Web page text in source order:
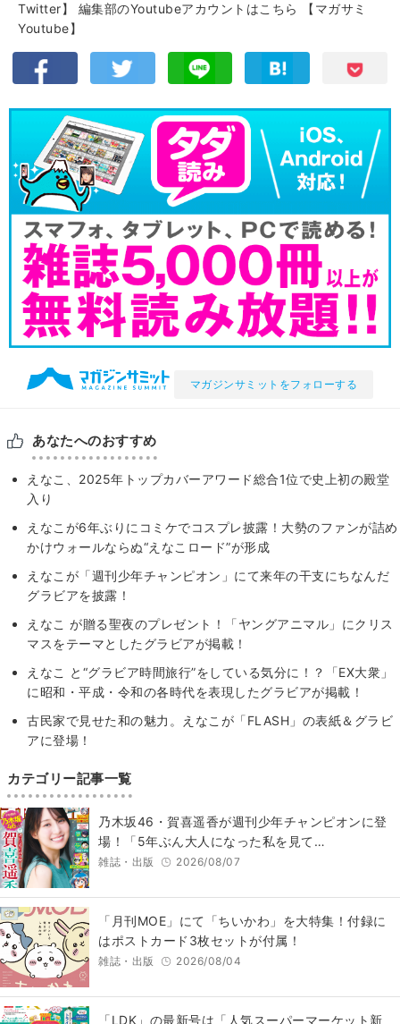
Twitter】
編集部のYoutubeアカウントはこちら
【マガサミ
Youtube】
マガジンサミットをフォローする
あなたへのおすすめ
えなこ、2025年トップカバーアワード総合1位で史上初の殿堂
入り
えなこが6年ぶりにコミケでコスプレ披露！大勢のファンが詰め
かけウォールならぬ“えなこロード”が形成
えなこが「週刊少年チャンピオン」にて来年の干支にちなんだ
グラビアを披露！
えなこ が贈る聖夜のプレゼント！「ヤングアニマル」にクリス
マスをテーマとしたグラビアが掲載！
えなこ と“グラビア時間旅行”をしている気分に！？「EX大衆」
に昭和・平成・令和の各時代を表現したグラビアが掲載！
古民家で見せた和の魅力。えなこが「FLASH」の表紙＆グラビ
アに登場！
カテゴリー記事一覧
乃木坂46・賀喜遥香が週刊少年チャンピオンに登
場！「5年ぶん大人になった私を見て…
雑誌・出版 2026/08/07
「月刊MOE」にて「ちいかわ」を大特集！付録に
はポストカード3枚セットが付属！
雑誌・出版 2026/08/04
「LDK」の最新号は「人気スーパーマーケット新